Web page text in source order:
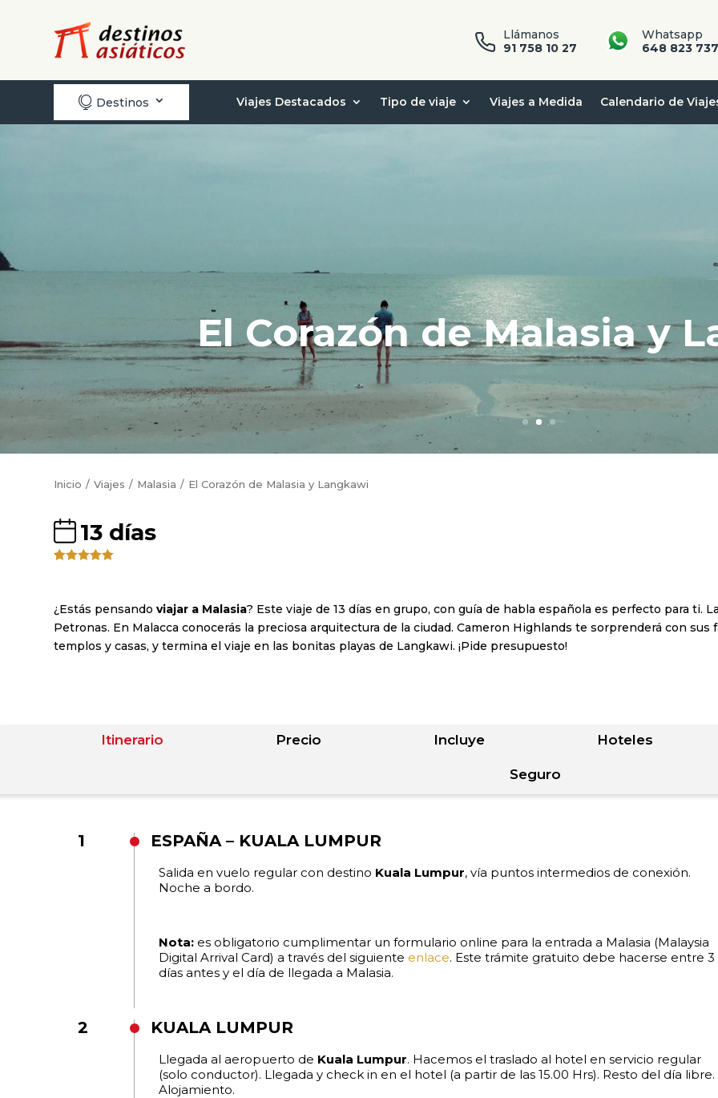
Llámanos
91 758 10 27
Whatsapp
648 823 737
 Destinos Viajes Destacados Tipo de viaje Viajes a Medida Calendario de
El Corazón de Malasia y
Inicio Viajes Malasia El Corazón de Malasia y Langkawi
13 días
en
puntuacione
s de
clientes
¿Estás pensandoviajar a Malasia? Este viaje de 13 días en grupo, con guía de habla española es perfecto para ti.
Petronas. En Malacca conocerás la preciosa arquitectura de la ciudad. Cameron Highlands te sorprenderá con
templos y casas, y termina el viaje en las bonitas playas de Langkawi. ¡Pide presupuesto!
Itinerario Precio Incluye Hoteles
Seguro
1 ESPAÑA – KUALA LUMPUR
Salida en vuelo regular con destino Kuala Lumpur, vía puntos intermedios de conexión.
Noche a bordo.
Nota: es obligatorio cumplimentar un formulario online para la entrada a Malasia (Malaysia
Digital Arrival Card) a través del siguiente enlace. Este trámite gratuito debe hacerse entre 3
días antes y el día de llegada a Malasia.
2 KUALA LUMPUR
Llegada al aeropuerto de Kuala Lumpur. Hacemos el traslado al hotel en servicio regular
(solo conductor). Llegada y check in en el hotel (a partir de las 15.00 Hrs). Resto del día libre.
Alojamiento.